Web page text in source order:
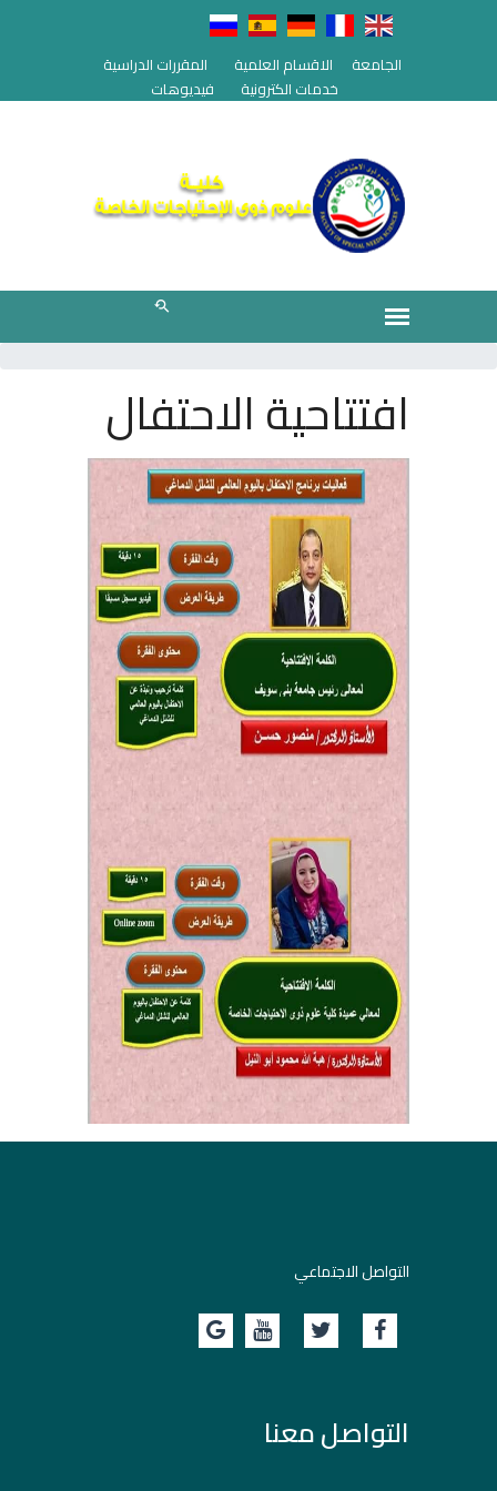
الجامعة الاقسام العلمية
المقررات الدراسية
خدمات الكترونية
فيديوهات
افتتاحية الاحتفال
التواصل الاجتماعي
التواصل معنا